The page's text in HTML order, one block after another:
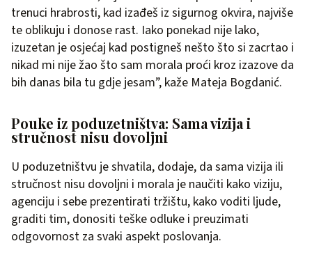
trenuci hrabrosti, kad izađeš iz sigurnog okvira, najviše
te oblikuju i donose rast. Iako ponekad nije lako,
izuzetan je osjećaj kad postigneš nešto što si zacrtao i
nikad mi nije žao što sam morala proći kroz izazove da
bih danas bila tu gdje jesam”, kaže Mateja Bogdanić.
Pouke iz poduzetništva: Sama vizija i
stručnost nisu dovoljni
U poduzetništvu je shvatila, dodaje, da sama vizija ili
stručnost nisu dovoljni i morala je naučiti kako viziju,
agenciju i sebe prezentirati tržištu, kako voditi ljude,
graditi tim, donositi teške odluke i preuzimati
odgovornost za svaki aspekt poslovanja.